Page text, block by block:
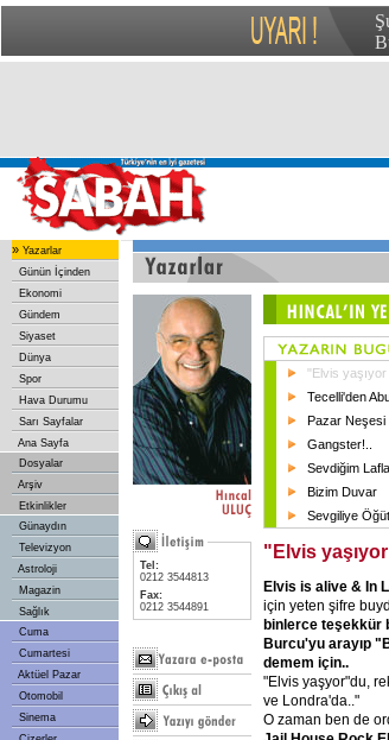
» Yazarlar
Günün İçinden
Ekonomi
Gündem
Siyaset
Dünya
Spor
Hava Durumu
Sarı Sayfalar
Ana Sayfa
Dosyalar
Arşiv
Etkinlikler
Günaydın
Televizyon
Astroloji
Magazin
Sağlık
Cuma
Cumartesi
Aktüel Pazar
Otomobil
Sinema
Tel:
0212 3544813
Fax:
0212 3544891
"Elvis
Tecelli'den
Pazar Neşesi
Gangster!..
Sevdiğim
Bizim Duvar
Sevgiliye
"Elvis
Elvis is alive & In
için yeten şifre
binlerce teşekkür
Burcu'yu arayıp
demem için..
"Elvis yaşyor"du,
ve Londra'da.."
O zaman ben de